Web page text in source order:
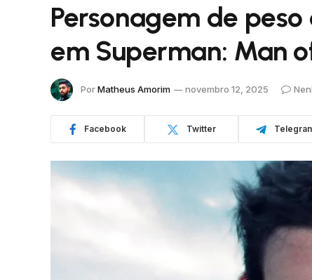
Personagem de
em Superman: Man
PorMatheus Amorim novembro 12, 2025
Facebook Twitter